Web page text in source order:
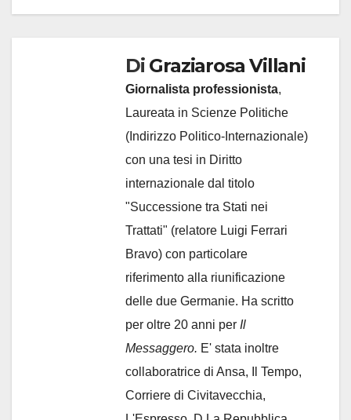
Di Graziarosa Villani
Giornalista professionista,
Laureata in Scienze Politiche
(Indirizzo Politico-Internazionale)
con una tesi in Diritto
internazionale dal titolo
"Successione tra Stati nei
Trattati" (relatore Luigi Ferrari
Bravo) con particolare
riferimento alla riunificazione
delle due Germanie. Ha scritto
per oltre 20 anni per Il
Messaggero. E' stata inoltre
collaboratrice di Ansa, Il Tempo,
Corriere di Civitavecchia,